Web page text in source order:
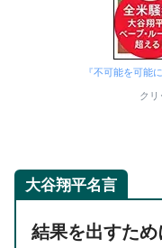
『不可能を可能
クリ
大谷翔平名言
結果を出すた